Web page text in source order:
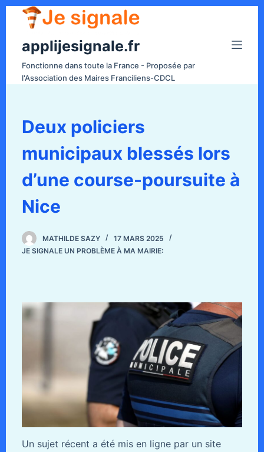
applijesignale.fr
Fonctionne dans toute la France - Proposée par
l'Association des Maires Franciliens-CDCL
Deux policiers
municipaux blessés lors
d’une course-poursuite à
Nice
MATHILDE SAZY
17 MARS 2025
JE SIGNALE UN PROBLÈME À MA MAIRIE:
Un sujet récent a été mis en ligne par un site